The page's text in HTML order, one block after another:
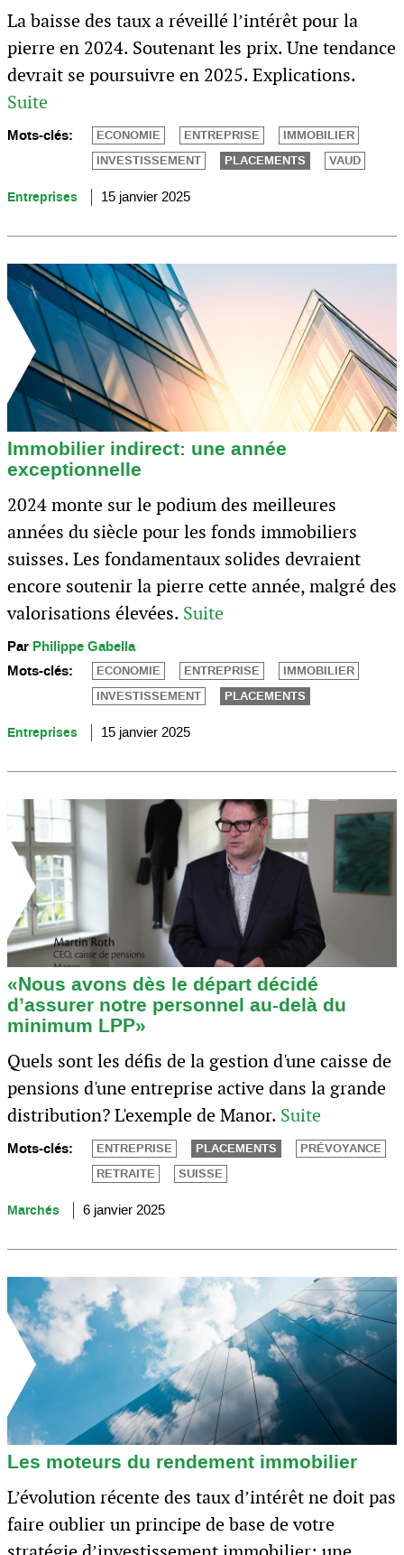
La baisse des taux a réveillé l’intérêt pour la
pierre en 2024. Soutenant les prix. Une tendance
devrait se poursuivre en 2025. Explications.
Suite
Mots-clés: ECONOMIE ENTREPRISE
IMMOBILIER
INVESTISSEMENT
PLACEMENTS VAUD
Entreprises 15 janvier 2025
Immobilier indirect: une année
exceptionnelle
2024 monte sur le podium des meilleures
années du siècle pour les fonds immobiliers
suisses. Les fondamentaux solides devraient
encore soutenir la pierre cette année, malgré des
valorisations élevées. Suite
Par Philippe Gabella
Mots-clés:
ECONOMIE ENTREPRISE
IMMOBILIER
INVESTISSEMENT
PLACEMENTS
Entreprises 15 janvier 2025
«Nous avons dès le départ décidé
d’assurer notre personnel au-delà du
minimum LPP»
Quels sont les défis de la gestion d'une caisse de
pensions d'une entreprise active dans la grande
distribution? L'exemple de Manor. Suite
Mots-clés: ENTREPRISE PLACEMENTS
PRÉVOYANCE
RETRAITE
SUISSE
Marchés 6 janvier 2025
Les moteurs du rendement immobilier
L’évolution récente des taux d’intérêt ne doit pas
faire oublier un principe de base de votre